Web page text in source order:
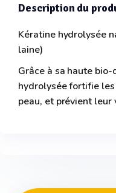
Description du
Kératine hydrolysée
laine)
Grâce à sa haute
hydrolysée fortifie
peau, et prévient leur